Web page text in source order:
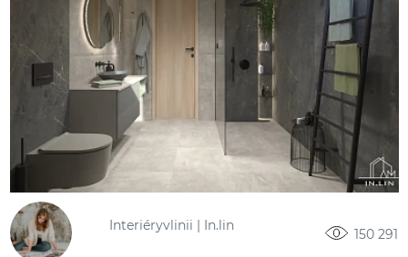
Interiéryvlinii | In.lin
150 291